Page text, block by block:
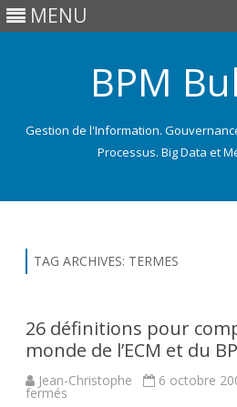
MENU
BPM
Gestion de l'Information.
Processus. Big Data et
TAG ARCHIVES: TERMES
26 définitions pour
monde de l’ECM et du
Jean-Christophe 6 octobre
fermés